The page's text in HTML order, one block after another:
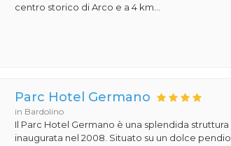
centro storico di Arco e a 4 km...
Parc Hotel Germano
in Bardolino
Il Parc Hotel Germano è una splendida struttura
inaugurata nel 2008. Situato su un dolce pendio